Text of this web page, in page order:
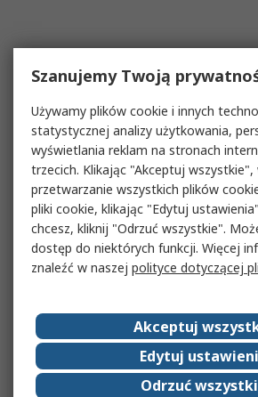
Szanujemy Twoją
Używamy plików cookie i innych
statystycznej analizy użytkowania,
wyświetlania reklam na stronach
trzecich. Klikając "Akceptuj wszystkie",
przetwarzanie wszystkich plików
pliki cookie, klikając "Edytuj
chcesz, kliknij "Odrzuć wszystkie".
dostęp do niektórych funkcji. Więcej
znaleźć w naszej polityce dotyczącej
Akceptuj
Edytuj
Odrzuć